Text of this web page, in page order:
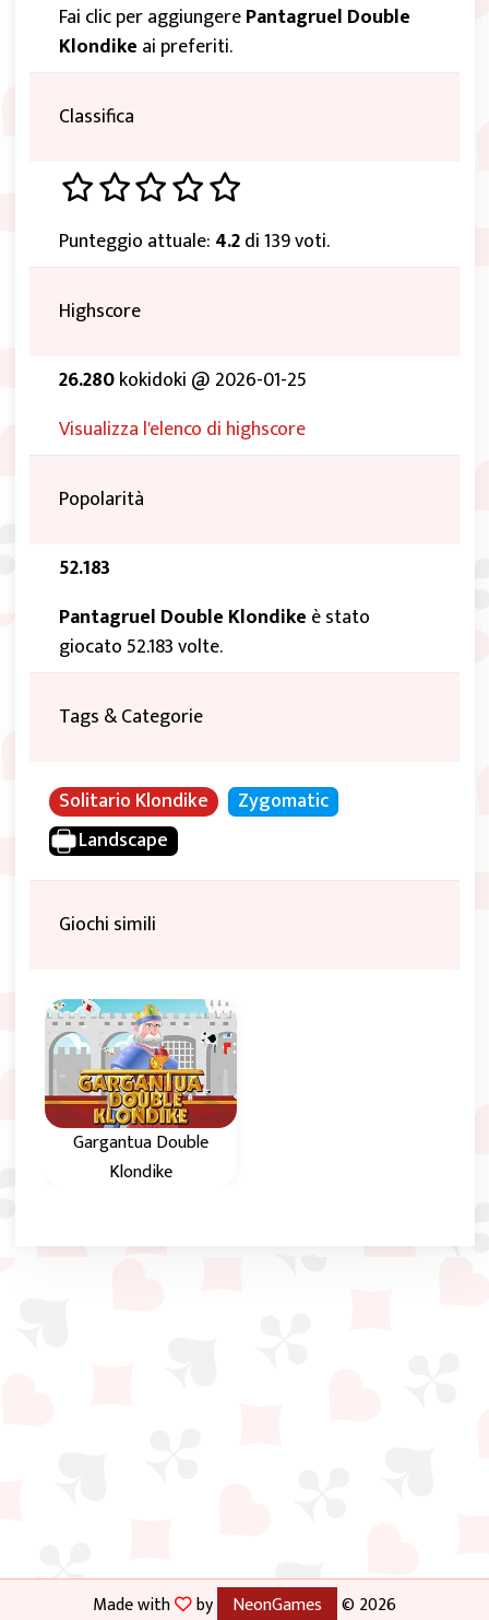
Fai clic per aggiungerePantagruel Double
Klondike ai preferiti.
Classifica
Punteggio attuale: 4.2di 139 voti.
Highscore
26.280kokidoki @ 2026-01-25
Visualizza l'elenco di highscore
Popolarità
52.183
Pantagruel Double Klondike è stato
giocato 52.183 volte.
Tags & Categorie
Solitario Klondike
Zygomatic
Landscape
Giochi simili
Gargantua Double
Klondike
Solitaire con 3 livelli
Made with by NeonGames © 2026